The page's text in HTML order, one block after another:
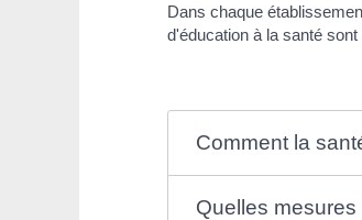
Dans chaque
d'éducation à la santé
Comment la
Quelles